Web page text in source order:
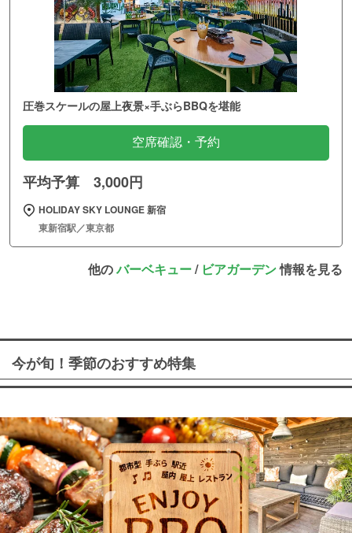
圧巻スケールの屋上夜景×手ぶらBBQを堪能
空席確認・予約
平均予算 3,000円
HOLIDAY SKY LOUNGE 新宿
東新宿駅／東京都
他のバーベキュー/ ビアガーデン情報を見る
今が旬！季節のおすすめ特集